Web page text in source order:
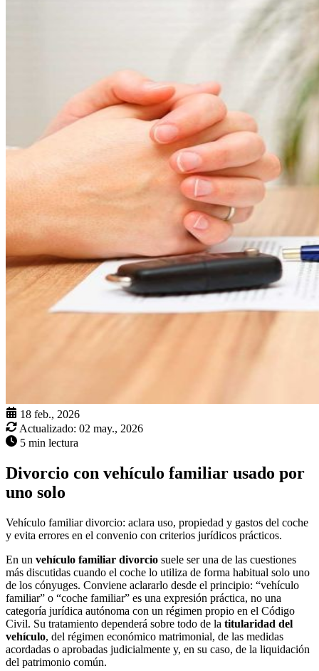
18 feb., 2026
Actualizado: 02 may., 2026
5 min lectura
Divorcio con vehículo familiar usado por
uno solo
Vehículo familiar divorcio: aclara uso, propiedad y gastos del coche
y evita errores en el convenio con criterios jurídicos prácticos.
En un vehículo familiar divorcio suele ser una de las cuestiones
más discutidas cuando el coche lo utiliza de forma habitual solo uno
de los cónyuges. Conviene aclararlo desde el principio: “vehículo
familiar” o “coche familiar” es una expresión práctica, no una
categoría jurídica autónoma con un régimen propio en el Código
Civil. Su tratamiento dependerá sobre todo de la titularidad del
vehículo, del régimen económico matrimonial, de las medidas
acordadas o aprobadas judicialmente y, en su caso, de la liquidación
del patrimonio común.